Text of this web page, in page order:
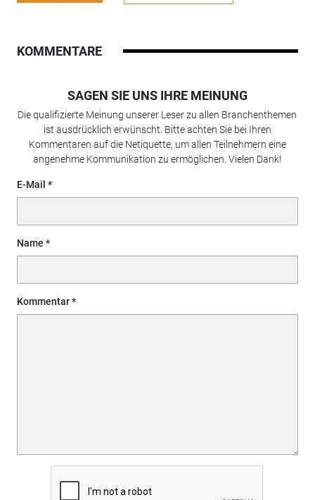
KOMMENTARE
SAGEN SIE UNS IHRE MEINUNG
Die qualifizierte Meinung unserer Leser zu allen Branchenthemen
ist ausdrücklich erwünscht. Bitte achten Sie bei Ihren
Kommentaren auf die Netiquette, um allen Teilnehmern eine
angenehme Kommunikation zu ermöglichen. Vielen Dank!
E-Mail
Name
Kommentar